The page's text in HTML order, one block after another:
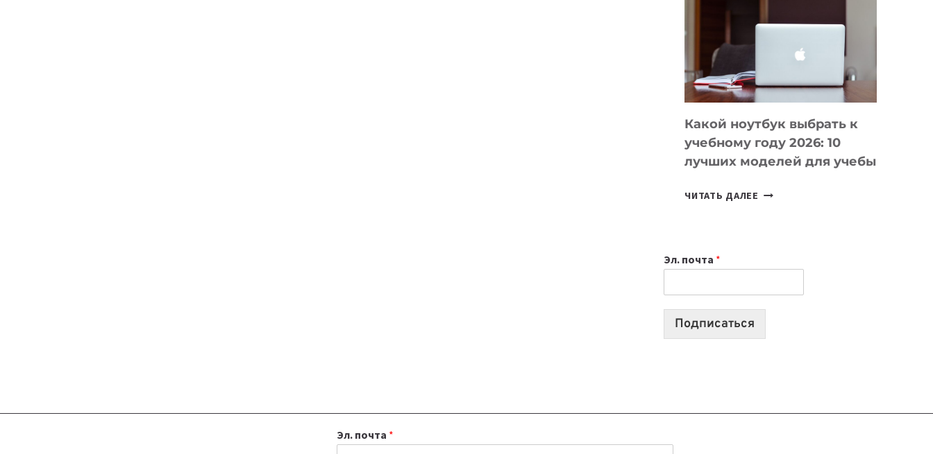
КОТОРЫЕ
СОЗДАВАТЬ
БЕЗ
КОДА
Какой ноутбук выбрать к
учебному году 2026: 10
лучших моделей для учебы
ЧИТАТЬ ДАЛЕЕ КАКОЙ
2026:
10
Эл. почта *
Подписаться
Эл. почта *